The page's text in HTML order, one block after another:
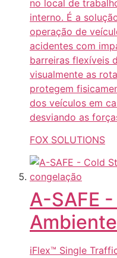
no local de
interno. É a
operação de
acidentes com
barreiras flexíveis
visualmente as
protegem
dos veículos em
desviando as
FOX SOLUTIONS
A-SAFE
iFlex™ Single